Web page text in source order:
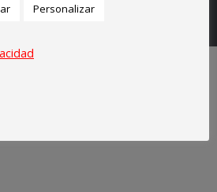
Sagrado Corazón de Olivenza.
Personalizar